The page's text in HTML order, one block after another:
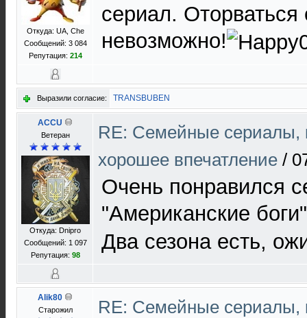
Откуда: UA, Che
Сообщений: 3 084
Репутация: 214
сериал. Оторваться
невозможно!
Выразили согласие: TRANSBUBEN
ACCU
Ветеран
Откуда: Dnipro
Сообщений: 1 097
Репутация: 98
RE: Cемейные сериалы,
хорошее впечатление /
Очень понравился
"Американские
Два сезона есть,
Alik80
Старожил
RE: Cемейные сериалы,